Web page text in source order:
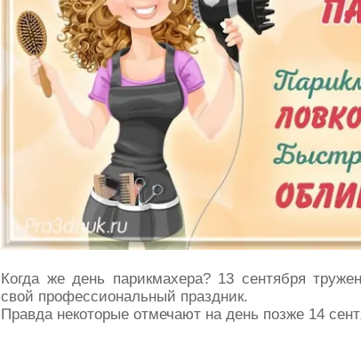
Когда же день парикмахера? 13 сентября
свой профессиональный праздник.
Правда некоторые отмечают на день позже 14